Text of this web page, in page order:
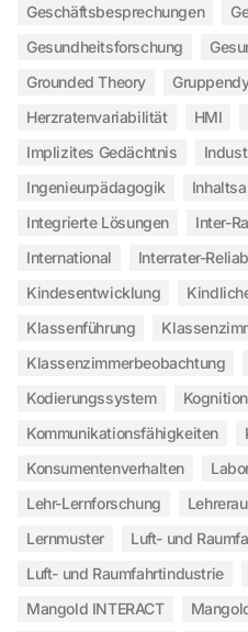
Geschäftsbesprechungen
Gesundheitsforschung
Grounded Theory
Herzratenvariabilität
HMI
Implizites Gedächtnis
Ingenieurpädagogik
Integrierte Lösungen
Inter-
International
Interrater-
Kindesentwicklung
Klassenführung
Klassenzimmerbeobachtung
Kodierungssystem
Kommunikationsfähigkeiten
Konsumentenverhalten
Lehr-Lernforschung
Lernmuster
Luft- und
Luft- und Raumfahrtindustrie
Mangold INTERACT